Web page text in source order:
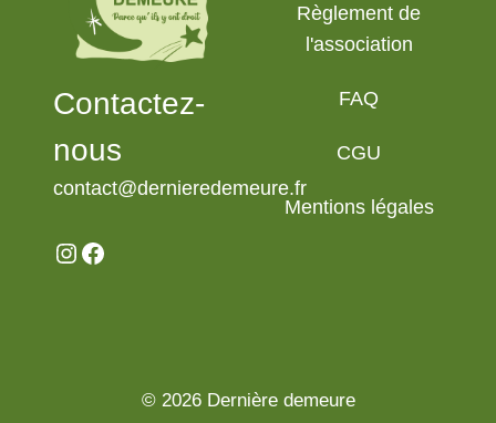
Contactez-
nous
contact@dernieredemeure.fr
Instagram
Facebook
Règlement de
l'association
FAQ
CGU
Mentions légales
© 2026 Dernière demeure